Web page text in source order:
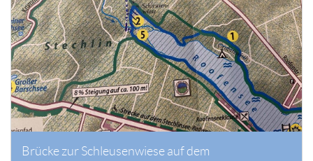
Brücke zur Schleusenwiese auf dem